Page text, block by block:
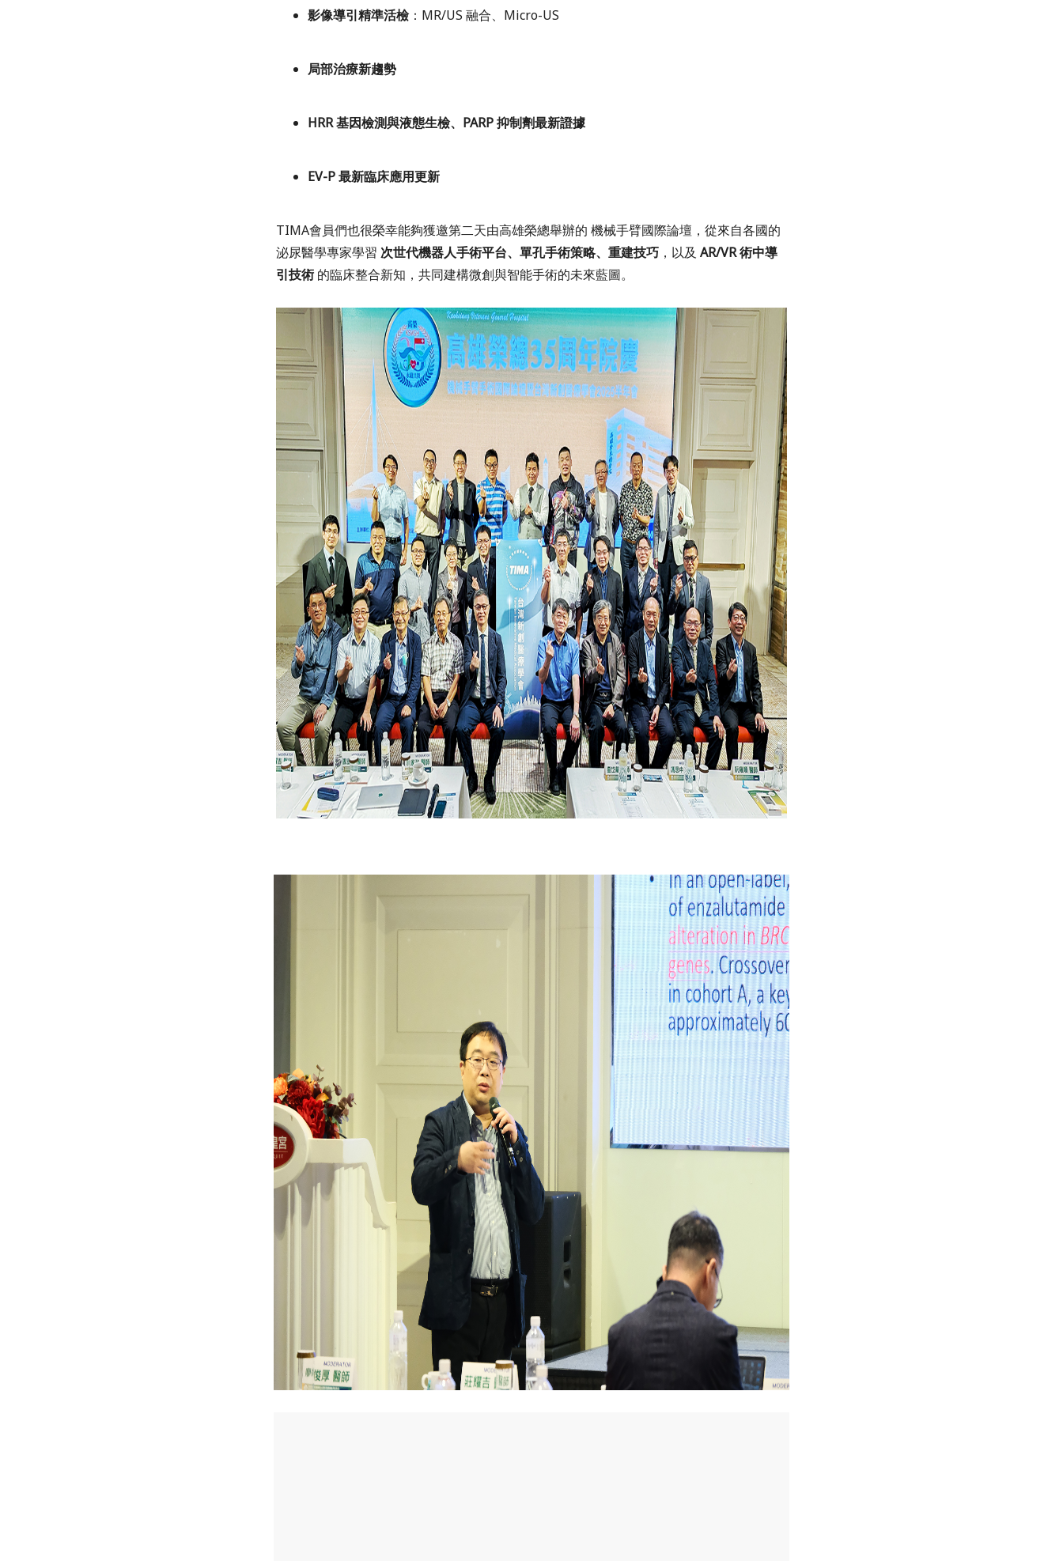
影像導引精準活檢：MR/US 融合、Micro-US
局部治療新趨勢
HRR 基因檢測與液態生檢、PARP 抑制劑最新證據
EV-P 最新臨床應用更新
TIMA會員們也很榮幸能夠獲邀第二天由高雄榮總舉辦的 機械手臂國際論壇 ，從來自各國的
泌尿醫學專家學習 次世代機器人手術平台、單孔手術策略、重建技巧 ，以及 AR/VR 術中導
引技術 的臨床整合新知，共同建構微創與智能手術的未來藍圖。